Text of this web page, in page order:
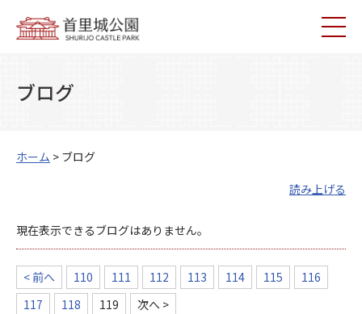
ブログ
ホーム > ブログ
読み上げる
現在表示できるブログはありません。
< 前へ 110 111 112 113 114 115
116
117
118 119 次へ >